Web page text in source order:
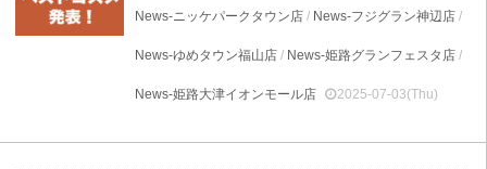
News-ニッケパークタウン店 / News-フジグラン神辺店 /
News-ゆめタウン福山店 / News-姫路グランフェスタ店 /
News-姫路大津イオンモール店 2025-07-03(Thu)